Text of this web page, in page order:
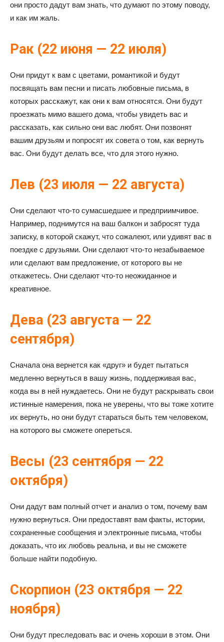
они просто дадут вам знать, что думают по этому поводу,
и как им жаль.
Рак (22 июня — 22 июля)
Они придут к вам с цветами, романтикой и будут
посвящать вам песни и писать любовные письма, в
которых расскажут, как они к вам относятся. Они будут
проезжать мимо вашего дома, чтобы увидеть вас и
рассказать, как сильно они вас любят. Они позвонят
вашим друзьям и попросят их совета о том, как вернуть
вас. Они будут делать все, что для этого нужно.
Лев (23 июля — 22 августа)
Они сделают что-то сумасшедшее и предприимчивое.
Например, поднимутся на ваш балкон и забросят туда
записку, в которой скажут, что сожалеют, или удивят вас в
поездке с друзьями. Они сделают что-то незабываемое
или сделают вам предложение, от которого вы не
откажетесь. Они сделают что-то неожиданное и
креативное.
Дева (23 августа — 22
сентября)
Сначала она вернется как «друг» и будет пытаться
медленно вернуться в вашу жизнь, поддерживая вас,
когда вы в ней нуждаетесь. Они не будут раскрывать свои
истинные намерения, пока не уверены, что вы тоже хотите
их вернуть, но они будут стараться быть тем человеком,
на которого вы сможете опереться.
Весы (23 сентября — 22
октября)
Они дадут вам полный отчет и анализ о том, почему вам
нужно вернуться. Они предоставят вам факты, истории,
сохраненные сообщения и электронные письма, чтобы
доказать, что их любовь реальна, и вы не сможете
больше найти подобную.
Скорпион (23 октября — 22
ноября)
Они будут преследовать вас и очень хороши в этом. Они